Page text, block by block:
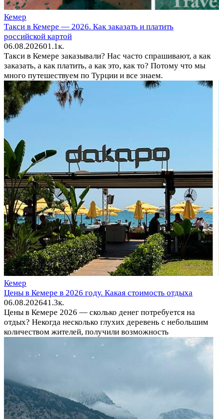
Кемер
Такси в Кемере — 2026. Как заказать и платить
российской картой
06.08.202601.1к.
Такси в Кемере заказывали? Нас часто спрашивают, а как
заказать, а как платить, а как это, как то? Потому что мы
много путешествуем по Турции и все знаем.
Кемер
Цены в Кемере в 2026 году. Какая стоимость отдыха
06.08.202641.3к.
Цены в Кемере 2026 — сколько денег потребуется на
отдых? Некогда несколько глухих деревень с небольшим
количеством жителей, получили возможность